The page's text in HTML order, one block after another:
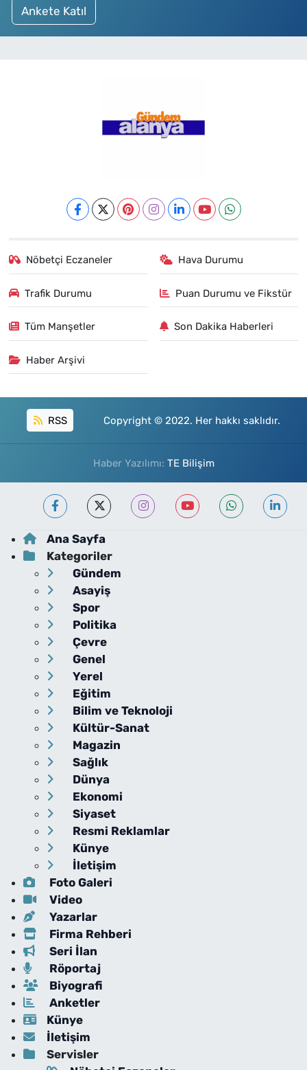
Ankete Katıl
Nöbetçi Eczaneler Hava Durumu
Trafik Durumu Puan Durumu ve Fikstür
Tüm Manşetler Son Dakika Haberleri
Haber Arşivi
RSS Copyright © 2022. Her hakkı saklıdır.
Haber Yazılımı: TE Bilişim
Ana Sayfa
Kategoriler
Gündem
Asayiş
Spor
Politika
Çevre
Genel
Yerel
Eğitim
Bilim ve Teknoloji
Kültür-Sanat
Magazin
Sağlık
Dünya
Ekonomi
Siyaset
Resmi Reklamlar
Künye
İletişim
Foto Galeri
Video
Yazarlar
Firma Rehberi
Seri İlan
Röportaj
Biyografi
Anketler
Künye
İletişim
Servisler